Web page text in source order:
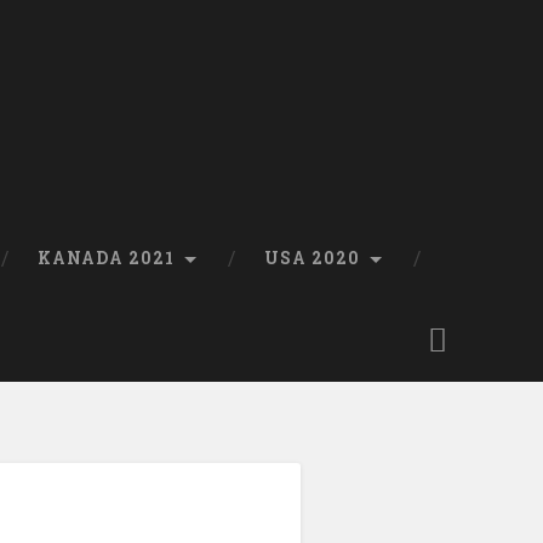
KANADA 2021 USA 2020